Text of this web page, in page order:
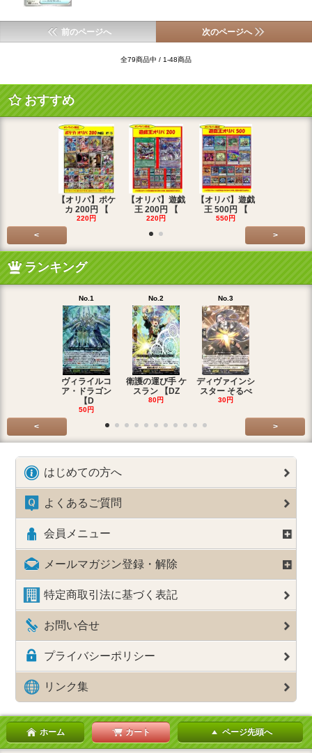
前のページへ 次のページへ
全79商品中 / 1-48商品
おすすめ
【オリパ】ポケ
カ 200円 【
220円
【オリパ】遊戯
王 200円 【
220円
【オリパ】遊戯
王 500円 【
550円
< >
ランキング
No.1
ヴィライルコ
ア・ドラゴン
【D
50円
No.2
衛護の運び手 ケ
スラン 【DZ
80円
No.3
ディヴァインシ
スター そるべ
30円
< >
はじめての方へ
よくあるご質問
会員メニュー
メールマガジン登録・解除
特定商取引法に基づく表記
お問い合せ
プライバシーポリシー
リンク集
ホーム カート ページ先頭へ